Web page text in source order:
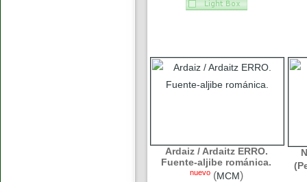
Ardaiz / Ardaitz ERRO.
Fuente-aljibe románica.
nuevo (MCM)